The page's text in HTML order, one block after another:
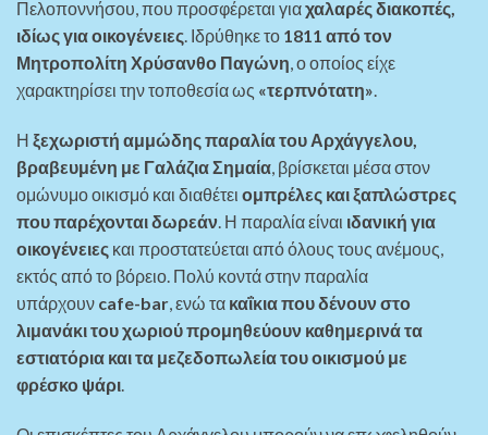
Πελοποννήσου, που προσφέρεται γιαχαλαρές διακοπές,
ιδίως για οικογένειες. Ιδρύθηκε το 1811 από τον
Μητροπολίτη Χρύσανθο Παγώνη, ο οποίος είχε
χαρακτηρίσει την τοποθεσία ως «τερπνότατη».
Η ξεχωριστή αμμώδης παραλία του Αρχάγγελου,
βραβευμένη με Γαλάζια Σημαία , βρίσκεται μέσα στον
ομώνυμο οικισμό και διαθέτει ομπρέλες και ξαπλώστρες
που παρέχονται δωρεάν . Η παραλία είναι ιδανική για
οικογένειες και προστατεύεται από όλους τους ανέμους,
εκτός από το βόρειο. Πολύ κοντά στην παραλία
υπάρχουν cafe-bar , ενώ τα καΐκια που δένουν στο
λιμανάκι του χωριού προμηθεύουν καθημερινά τα
εστιατόρια και τα μεζεδοπωλεία του οικισμού με
φρέσκο ψάρι